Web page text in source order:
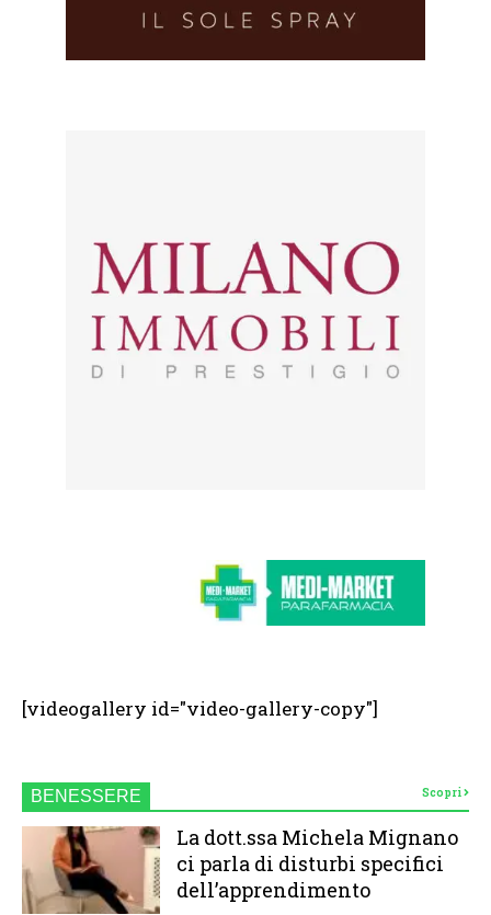
[videogallery id="video-gallery-copy"]
BENESSERE Scopri
La dott.ssa Michela Mignano
ci parla di disturbi specifici
dell’apprendimento